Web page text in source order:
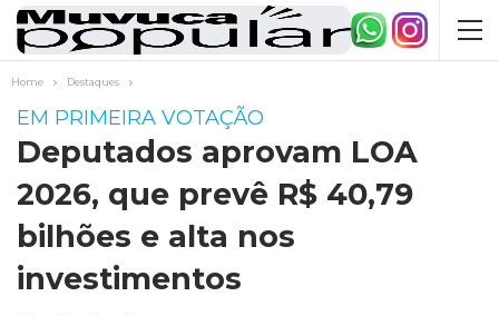
Home Destaques
EM PRIMEIRA VOTAÇÃO
Deputados aprovam LOA
2026, que prevê R$ 40,79
bilhões e alta nos
investimentos